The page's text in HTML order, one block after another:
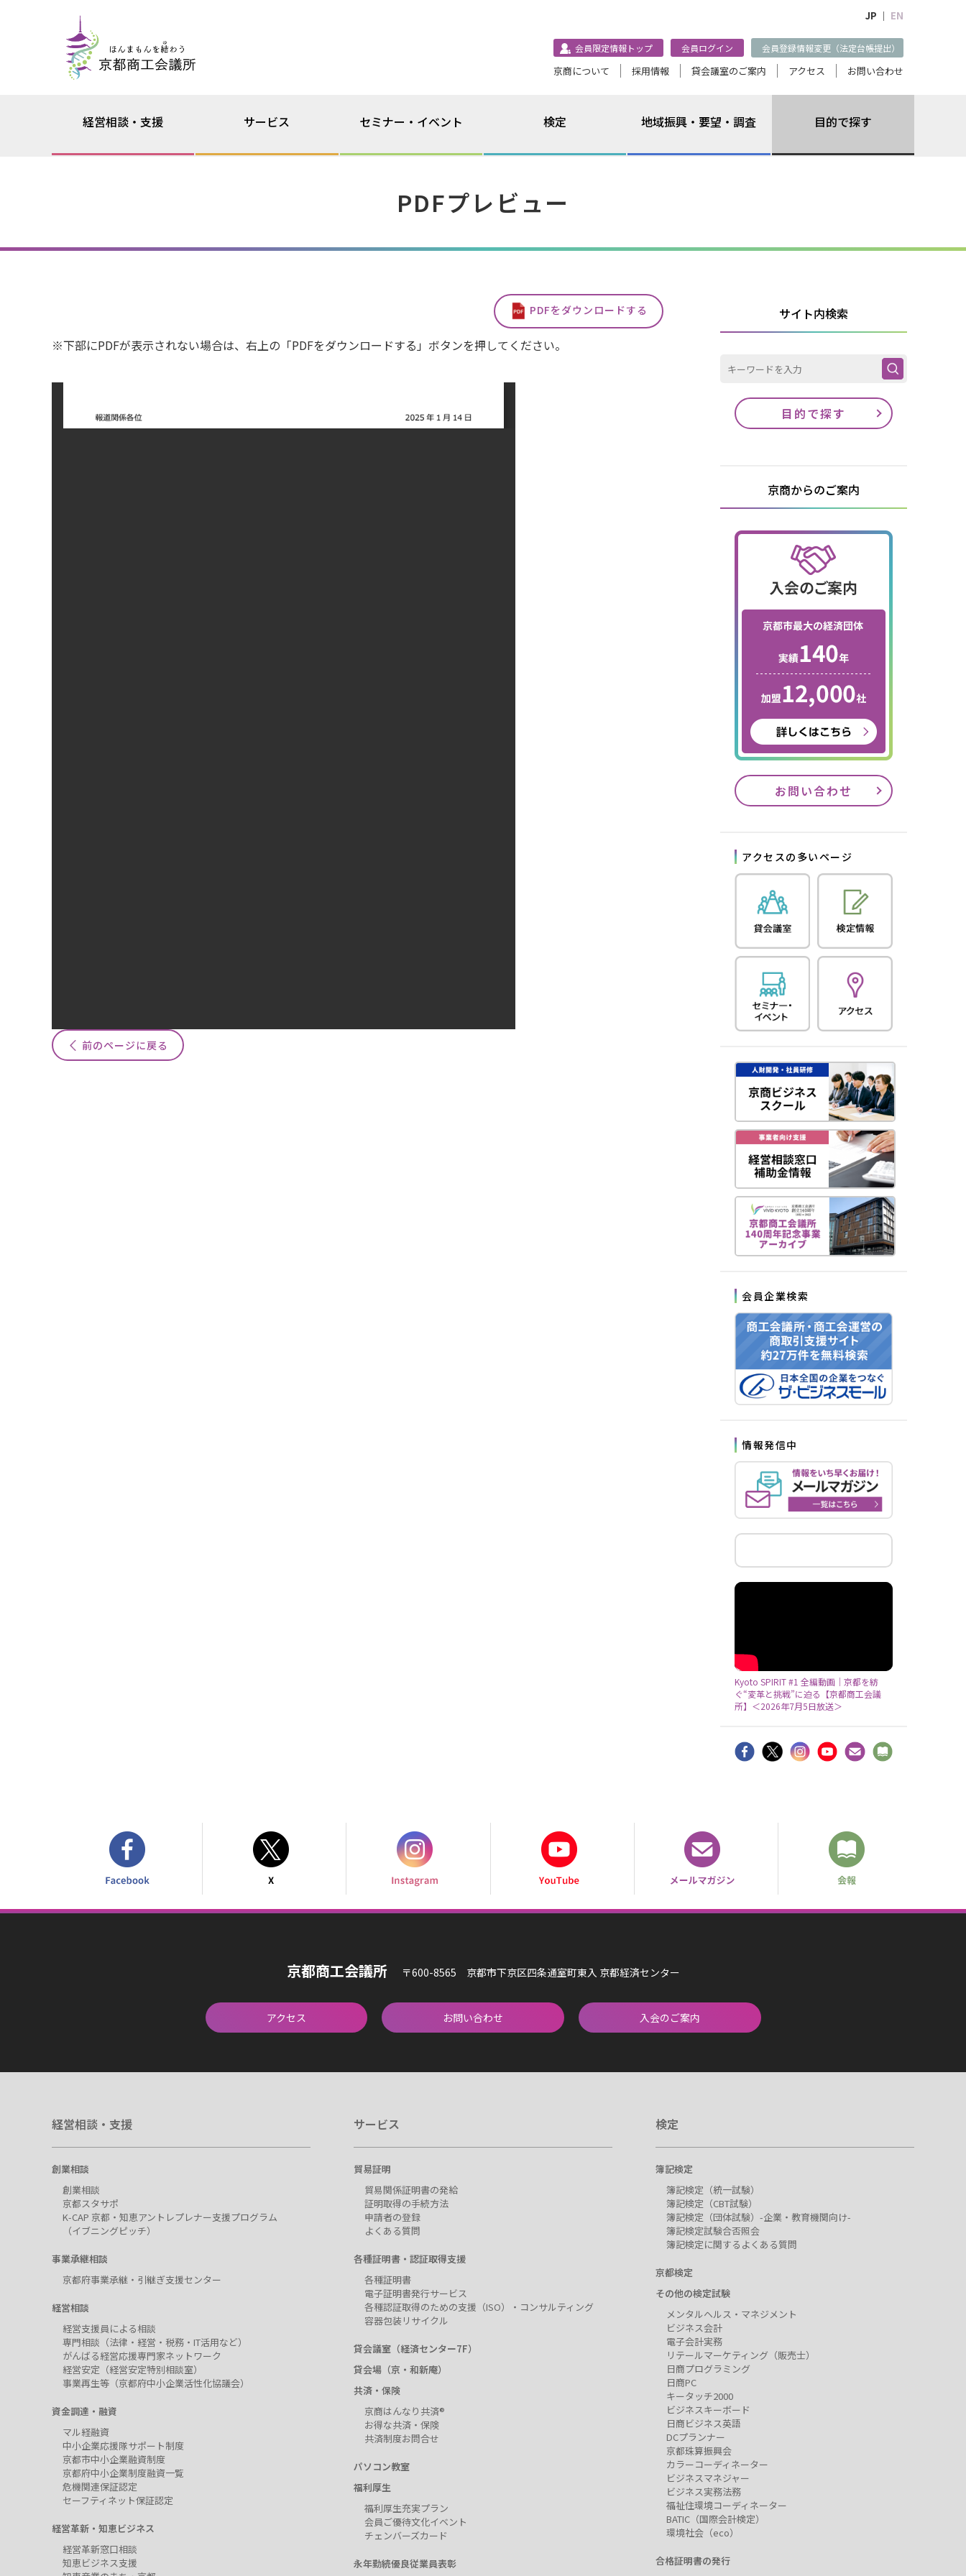
JP ｜ EN
会員限定情報トップ 会員ログイン 会員登録情報変更（法定台帳提出）
京商について 採用情報 貸会議室のご案内 アクセス お問い合わせ
経営相談・支援 サービス セミナー・イベント 検定 地域振興・要望・調査 目的で探す
PDFプレビュー
PDFをダウンロードする
※下部にPDFが表示されない場合は、右上の「PDFをダウンロードする」ボタンを押してください。
前のページに戻る
サイト内検索
目的で探す
京商からのご案内
お問い合わせ
アクセスの多いページ
会員企業検索
情報発信中
Kyoto SPIRIT #1 全編動画｜京都を紡
ぐ“変革と挑戦”に迫る【京都商工会議
所】＜2026年7月5日放送＞
京都商工会議所 〒600-8565 京都市下京区四条通室町東入 京都経済センター
アクセス お問い合わせ 入会のご案内
経営相談・支援
創業相談
創業相談
京都スタサポ
K-CAP 京都・知恵アントレプレナー支援プログラム
（イブニングピッチ）
事業承継相談
京都府事業承継・引継ぎ支援センター
経営相談
経営支援員による相談
専門相談（法律・経営・税務・IT活用など）
がんばる経営応援専門家ネットワーク
経営安定（経営安定特別相談室）
事業再生等（京都府中小企業活性化協議会）
資金調達・融資
マル経融資
中小企業応援隊サポート制度
京都市中小企業融資制度
京都府中小企業制度融資一覧
危機関連保証認定
セーフティネット保証認定
経営革新・知恵ビジネス
経営革新窓口相談
知恵ビジネス支援
サービス
貿易証明
貿易関係証明書の発給
証明取得の手続方法
申請者の登録
よくある質問
各種証明書・認証取得支援
各種証明書
電子証明書発行サービス
各種認証取得のための支援（ISO）・コンサルティング
容器包装リサイクル
貸会議室（経済センター7F）
貸会場（京・和新庵）
共済・保険
京商はんなり共済®
お得な共済・保険
共済制度お問合せ
パソコン教室
福利厚生
福利厚生充実プラン
会員ご優待文化イベント
チェンバーズカード
永年勤続優良従業員表彰
検定
簿記検定
簿記検定（統一試験）
簿記検定（CBT試験）
簿記検定（団体試験）-企業・教育機関向け-
簿記検定試験合否照会
簿記検定に関するよくある質問
京都検定
その他の検定試験
メンタルヘルス・マネジメント
ビジネス会計
電子会計実務
リテールマーケティング（販売士）
日商プログラミング
日商PC
キータッチ2000
ビジネスキーボード
日商ビジネス英語
DCプランナー
京都珠算振興会
カラーコーディネーター
ビジネスマネジャー
ビジネス実務法務
福祉住環境コーディネーター
BATIC（国際会計検定）
環境社会（eco）
合格証明書の発行